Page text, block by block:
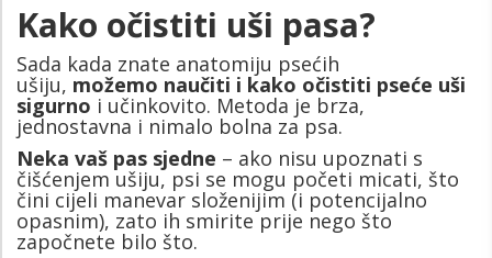
Kako očistiti uši pasa?
Sada kada znate anatomiju psećih
ušiju, možemo naučiti i kako očistiti pseće uši
sigurno i učinkovito. Metoda je brza,
jednostavna i nimalo bolna za psa.
Neka vaš pas sjedne – ako nisu upoznati s
čišćenjem ušiju, psi se mogu početi micati, što
čini cijeli manevar složenijim (i potencijalno
opasnim), zato ih smirite prije nego što
započnete bilo što.